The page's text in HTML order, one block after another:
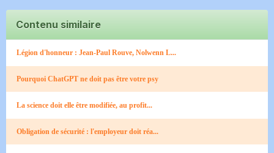
Contenu similaire
Légion d'honneur : Jean-Paul Rouve, Nolwenn L...
Pourquoi ChatGPT ne doit pas être votre psy
La science doit elle être modifiée, au profit...
Obligation de sécurité : l'employeur doit réa...